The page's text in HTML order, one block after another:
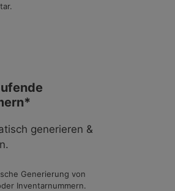
generieren &
Generierung von
Inventarnummern.